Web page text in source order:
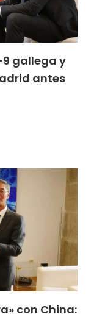
gallega y
antes
con China: